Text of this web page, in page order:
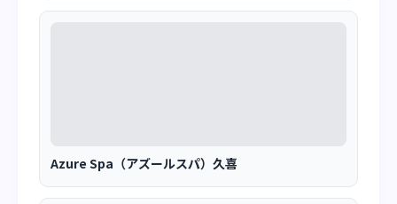
Azure Spa（アズールスパ）久喜